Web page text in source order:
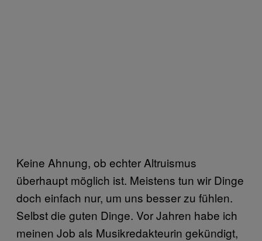
Keine Ahnung, ob echter Altruismus
überhaupt möglich ist. Meistens tun wir Dinge
doch einfach nur, um uns besser zu fühlen.
Selbst die guten Dinge. Vor Jahren habe ich
meinen Job als Musikredakteurin gekündigt,